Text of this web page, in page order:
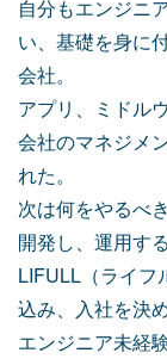
自分もエンジニ
い、基礎を身に
会社。
アプリ、ミドル
会社のマネジメ
れた。
次は何をやるべ
開発し、運用す
LIFULL（ライフ
込み、入社を決め
エンジニア未経